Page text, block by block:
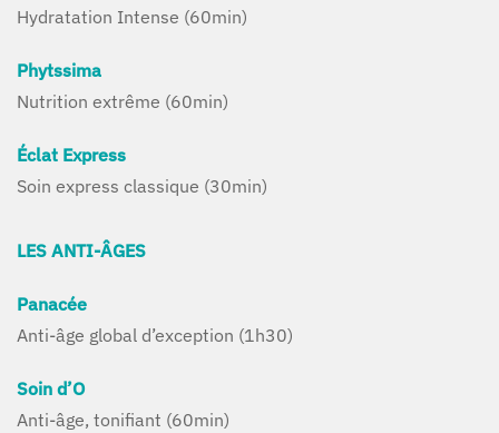
Hydratation Intense (60min)
Phytssima
Nutrition extrême (60min)
Éclat Express
Soin express classique (30min)
LES ANTI-ÂGES
Panacée
Anti-âge global d’exception (1h30)
Soin d’O
Anti-âge, tonifiant (60min)